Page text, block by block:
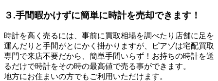
３.手間暇かけずに簡単に時計を売却できます！
時計を高く売るには、事前に買取相場を調べたり店舗に足を
運んだりと手間がとにかく掛かりますが、ピアゾは宅配買取
専門で来店不要だから、簡単手間いらず！お持ちの時計を送
るだけで時計をその時の最高値で売る事ができます。
地方にお住まいの方でもご利用いただけます。